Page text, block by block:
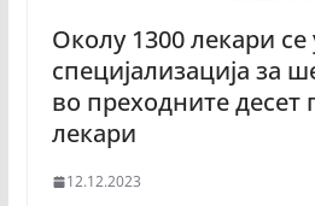
Околу 1300 лекари
специјализација за
во преходните десет
лекари
12.12.2023